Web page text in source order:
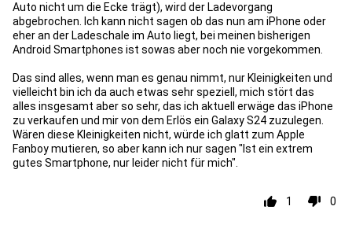
Auto nicht um die Ecke trägt), wird der Ladevorgang
abgebrochen. Ich kann nicht sagen ob das nun am iPhone oder
eher an der Ladeschale im Auto liegt, bei meinen bisherigen
Android Smartphones ist sowas aber noch nie vorgekommen.
Das sind alles, wenn man es genau nimmt, nur Kleinigkeiten und
vielleicht bin ich da auch etwas sehr speziell, mich stört das
alles insgesamt aber so sehr, das ich aktuell erwäge das iPhone
zu verkaufen und mir von dem Erlös ein Galaxy S24 zuzulegen.
Wären diese Kleinigkeiten nicht, würde ich glatt zum Apple
Fanboy mutieren, so aber kann ich nur sagen "Ist ein extrem
gutes Smartphone, nur leider nicht für mich".
1 0